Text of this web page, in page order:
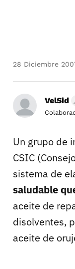
28 Diciembre
VelSid
Un grupo de
CSIC
sistema de
saludable
aceite de
disolventes,
aceite de